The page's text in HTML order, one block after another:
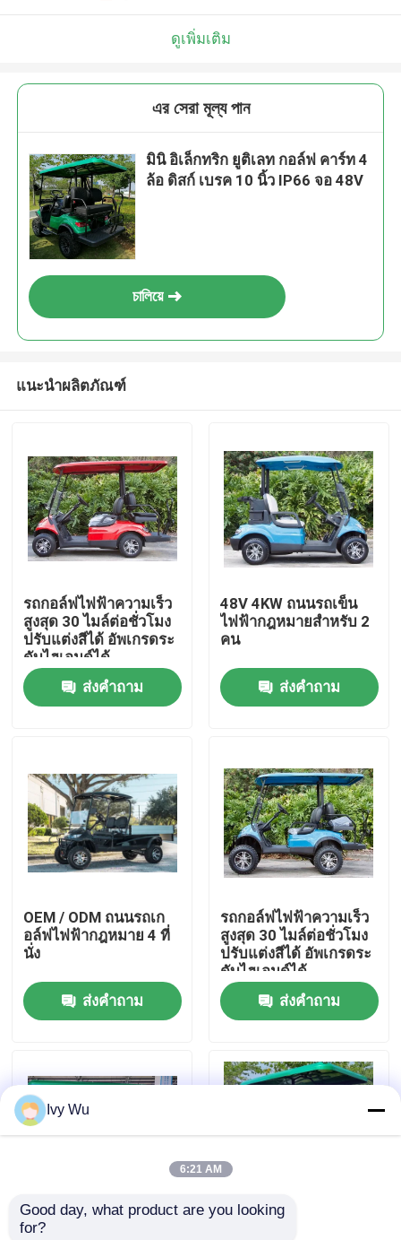
สินค้า
เกี่ยวกับเรา
ควบคุมคุณภาพ
ติดต่อเรา
กระจกมองข้างรถกอล์ฟ
แดชบอร์ดรถกอล์ฟ
ดูเพิ่มเติม
এর সেরা মূল্য পান
มินิ อิเล็กทริก ยูติเลท กอล์ฟ คาร์ท 4
ล้อ ดิสก์ เบรค 10 นิ้ว IP66 จอ 48V
চালিয়ে
แนะนำผลิตภัณฑ์
รถกอล์ฟไฟฟ้าความเร็ว
สูงสุด 30 ไมล์ต่อชั่วโมง
ปรับแต่งสีได้ อัพเกรดระ
ดับไฮเอนด์ได้
ส่งคำถาม
48V 4KW ถนนรถเข็น
ไฟฟ้ากฎหมายสําหรับ 2
คน
ส่งคำถาม
OEM / ODM ถนนรถเก
อล์ฟไฟฟ้ากฎหมาย 4 ที่
นั่ง
ส่งคำถาม
รถกอล์ฟไฟฟ้าความเร็ว
สูงสุด 30 ไมล์ต่อชั่วโมง
ปรับแต่งสีได้ อัพเกรดระ
ดับไฮเอนด์ได้
ส่งคำถาม
OEM ODM 4 ล้อ ดิสก์
Ivy Wu
6:21 AM
Good day, what product are you looking
for?